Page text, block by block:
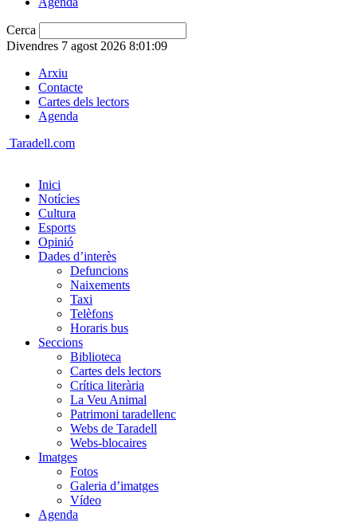
Cerca
Divendres 7 agost 2026 8:01:09
Arxiu
Contacte
Cartes dels lectors
Agenda
Taradell.com
Inici
Notícies
Cultura
Esports
Opinió
Dades d’interès
Defuncions
Naixements
Taxi
Telèfons
Horaris bus
Seccions
Biblioteca
Cartes dels lectors
Crítica literària
La Veu Animal
Patrimoni taradellenc
Webs de Taradell
Webs-blocaires
Imatges
Fotos
Galeria d’imatges
Vídeo
Agenda